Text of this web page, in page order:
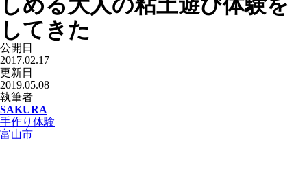
してきた
公開日
2017.02.17
更新日
2019.05.08
執筆者
SAKURA
手作り体験
富山市